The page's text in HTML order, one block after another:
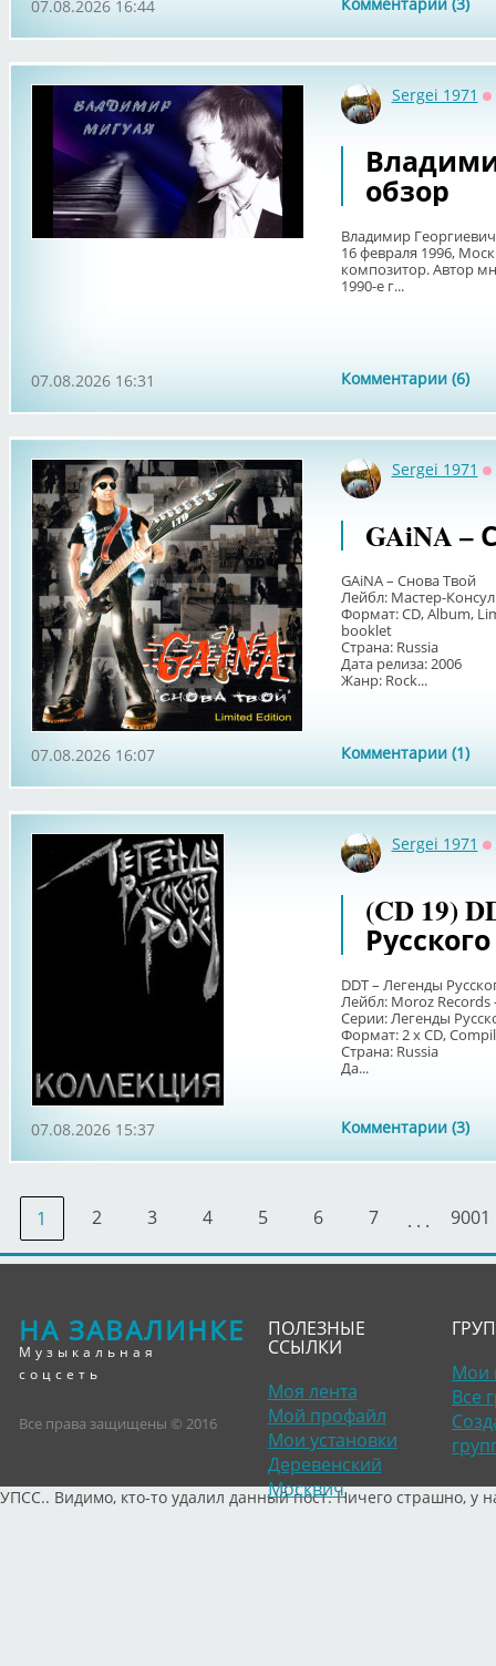
07.08.2026 16:44
Sergei 1971
обзор
Владимир
16 февраля 1996,
композитор. Автор
1990-е г...
Комментарии (6)
07.08.2026 16:31
Sergei 1971
GAiNA –
GAiNA – Снова Твой
Лейбл: Мастер-
Формат: CD, Album,
booklet
Страна: Russia
Дата релиза: 2006
Жанр: Rock...
Комментарии (1)
07.08.2026 16:07
Sergei 1971
(CD 19)
DDT – Легенды
Лейбл: Moroz Records
Серии: Легенды
Формат: 2 x CD,
Страна: Russia
Да...
Комментарии (3)
07.08.2026 15:37
1 2 3 4 5 6 7 . . . 9001
НА ЗАВАЛИНКЕ
Музыкальная
соцсеть
Все права защищены © 2016
ПОЛЕЗНЫЕ
ССЫЛКИ
Моя лента
Мой профайл
Мои установки
Деревенский
Москвич
Мои
Все
УПСС.. Видимо, кто-то удалил данный пост. Ничего страшно, у